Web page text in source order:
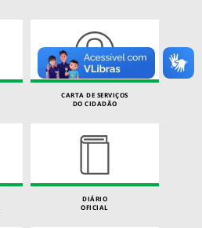
CARTA DE SERVIÇOS
DO CIDADÃO
DIÁRIO
OFICIAL